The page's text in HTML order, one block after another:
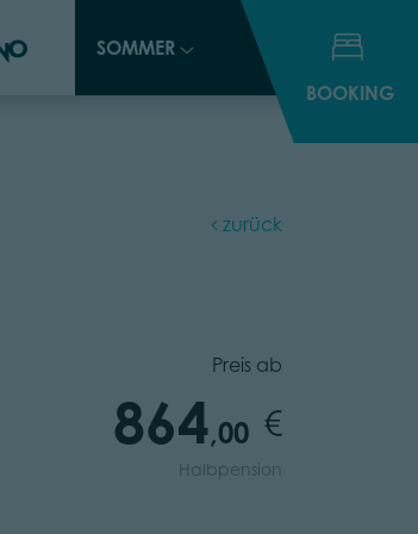
SOMMER
BOOKING
SOMMER
BOOKING
zurück
Preis ab
864,00
Halbpension